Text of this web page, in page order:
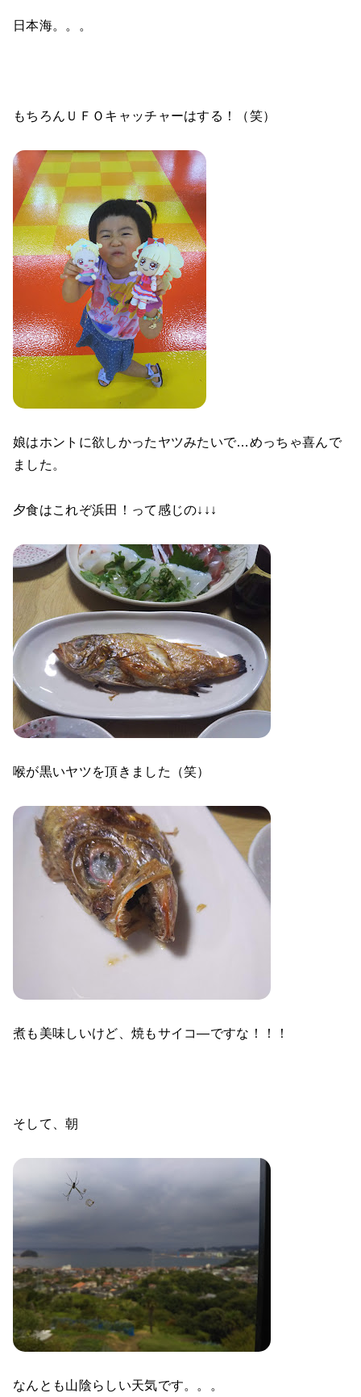
日本海。。。
もちろんＵＦＯキャッチャーはする！（笑）
娘はホントに欲しかったヤツみたいで…めっちゃ喜んで
ました。
夕食はこれぞ浜田！って感じの↓↓↓
喉が黒いヤツを頂きました（笑）
煮も美味しいけど、焼もサイコ―ですな！！！
そして、朝
なんとも山陰らしい天気です。。。